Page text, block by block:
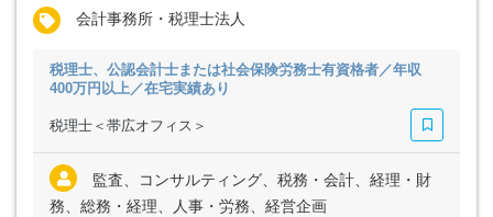
会計事務所・税理士法人
税理士、公認会計士または社会保険労務士有資格者／年収
400万円以上／在宅実績あり
税理士＜帯広オフィス＞
監査、コンサルティング、税務・会計、経理・財
務、総務・経理、人事・労務、経営企画